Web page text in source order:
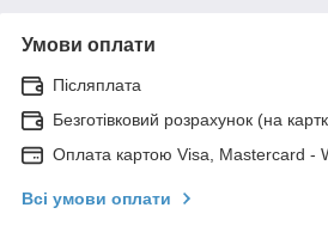
Умови оплати
Післяплата
Безготівковий розрахунок (на
Оплата картою Visa, Mastercard -
Всі умови оплати